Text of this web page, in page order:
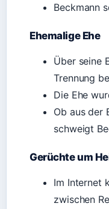
Beckmann
Ehemalige Ehe
Über seine
Trennung
Die Ehe
Ob aus der
schweigt
Gerüchte um
Im Internet
zwischen